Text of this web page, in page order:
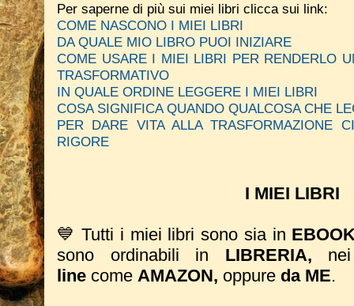
Per saperne di più sui miei libri clicca sui link:
COME NASCONO I MIEI LIBRI
DA QUALE MIO LIBRO PUOI INIZIARE
COME USARE I MIEI LIBRI PER RENDERLO
TRASFORMATIVO
IN QUALE ORDINE LEGGERE I MIEI LIBRI
COSA SIGNIFICA QUANDO QUALCOSA CHE
PER DARE VITA ALLA TRASFORMAZIONE
RIGORE
I MIEI LIBRI
💙 Tutti i miei libri sono sia in
sono ordinabili in LIBRERIA,
line come AMAZON, oppure da ME.